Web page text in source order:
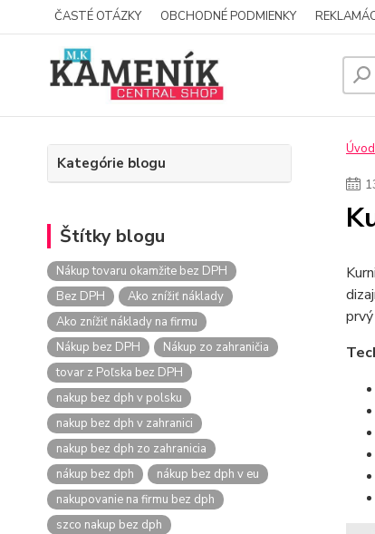
ČASTÉ OTÁZKY OBCHODNÉ PODMIENKY
Kategórie blogu
Štítky blogu
Nákup tovaru okamžite bez DPH
Bez DPH
Ako znížiť náklady
Ako znížiť náklady na firmu
Nákup bez DPH
Nákup zo zahraničia
tovar z Poľska bez DPH
nakup bez dph v polsku
nakup bez dph v zahranici
nakup bez dph zo zahranicia
nákup bez dph
nákup bez dph v eu
nakupovanie na firmu bez dph
szco nakup bez dph
Úvod